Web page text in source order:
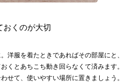
おくのが大切
洋服を着たときであればその部屋にと、
くとあちこち動き回らなくて済みます。
せて、使いやすい場所に置きましょう。